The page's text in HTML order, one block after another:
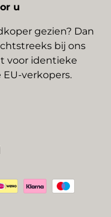
u
gezien? Dan
bij ons
voor identieke
verkopers.